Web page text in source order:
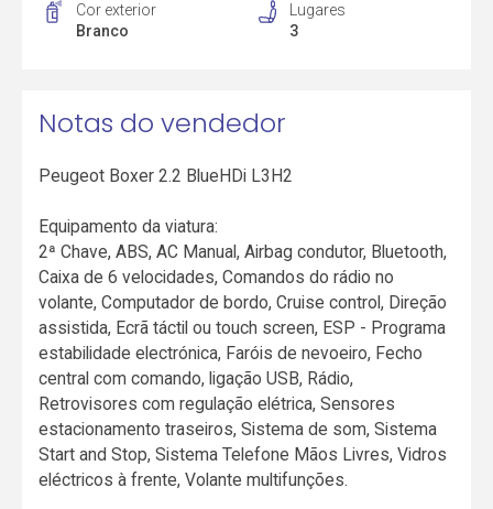
Cor exterior
Branco
Lugares
3
Notas do vendedor
Peugeot Boxer 2.2 BlueHDi L3H2
Equipamento da viatura:
2ª Chave, ABS, AC Manual, Airbag condutor, Bluetooth,
Caixa de 6 velocidades, Comandos do rádio no
volante, Computador de bordo, Cruise control, Direção
assistida, Ecrã táctil ou touch screen, ESP - Programa
estabilidade electrónica, Faróis de nevoeiro, Fecho
central com comando, ligação USB, Rádio,
Retrovisores com regulação elétrica, Sensores
estacionamento traseiros, Sistema de som, Sistema
Start and Stop, Sistema Telefone Mãos Livres, Vidros
eléctricos à frente, Volante multifunções.